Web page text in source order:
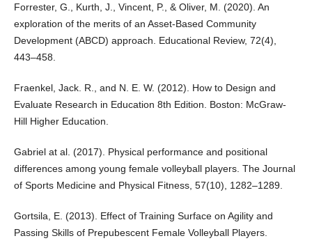
Forrester, G., Kurth, J., Vincent, P., & Oliver, M. (2020). An
exploration of the merits of an Asset-Based Community
Development (ABCD) approach. Educational Review, 72(4),
443–458.
Fraenkel, Jack. R., and N. E. W. (2012). How to Design and
Evaluate Research in Education 8th Edition. Boston: McGraw-
Hill Higher Education.
Gabriel at al. (2017). Physical performance and positional
differences among young female volleyball players. The Journal
of Sports Medicine and Physical Fitness, 57(10), 1282–1289.
Gortsila, E. (2013). Effect of Training Surface on Agility and
Passing Skills of Prepubescent Female Volleyball Players.